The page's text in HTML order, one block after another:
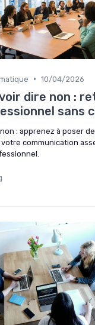
• 10/04/2026
dire non :
sans
: apprenez à poser
communication